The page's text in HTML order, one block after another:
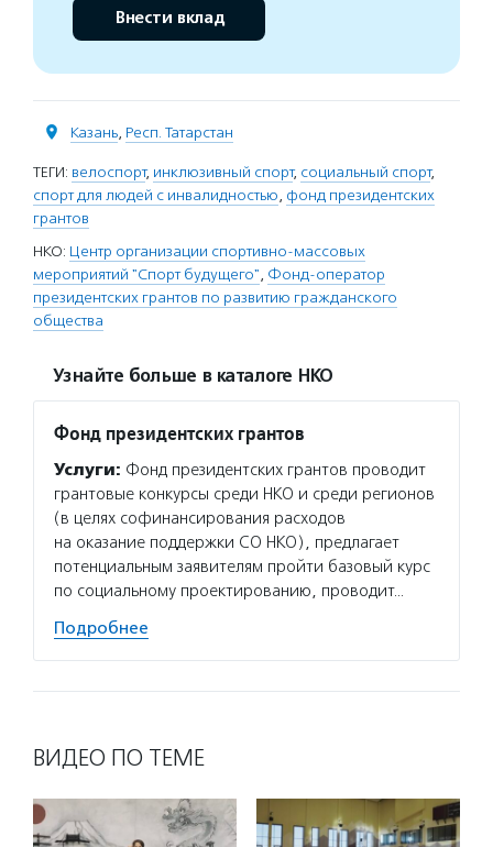
Внести вклад
Казань, Респ. Татарстан
ТЕГИ: велоспорт, инклюзивный спорт, социальный спорт,
спорт для людей с инвалидностью, фонд президентских
грантов
НКО: Центр организации спортивно-массовых
мероприятий "Спорт будущего", Фонд-оператор
президентских грантов по развитию гражданского
общества
Узнайте больше в каталоге НКО
Фонд президентских грантов
Услуги: Фонд президентских грантов проводит
грантовые конкурсы среди НКО и среди регионов
(в целях софинансирования расходов
на оказание поддержки СО НКО), предлагает
потенциальным заявителям пройти базовый курс
по социальному проектированию, проводит…
Подробнее
ВИДЕО ПО ТЕМЕ